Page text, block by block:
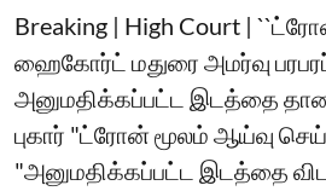
Breaking | High Court |
ஹைகோர்ட் மதுரை அமர்வு
அனுமதிக்கப்பட்ட இடத்தை
புகார் "ட்ரோன் மூலம் ஆய்வு
"அனுமதிக்கப்பட்ட இடத்தை